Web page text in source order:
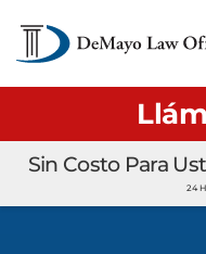
Sin Costo Para
24